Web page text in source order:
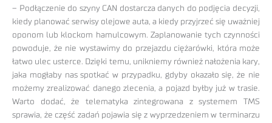
– Podłączenie do szyny CAN dostarcza danych do podjęcia decyzji,
kiedy planować serwisy olejowe auta, a kiedy przyjrzeć się uważniej
oponom lub klockom hamulcowym. Zaplanowanie tych czynności
powoduje, że nie wystawimy do przejazdu ciężarówki, która może
łatwo ulec usterce. Dzięki temu, unikniemy również nałożenia kary,
jaka mogłaby nas spotkać w przypadku, gdyby okazało się, że nie
możemy zrealizować danego zlecenia, a pojazd byłby już w trasie.
Warto dodać, że telematyka zintegrowana z systemem TMS
sprawia, że część zadań pojawia się z wyprzedzeniem w terminarzu